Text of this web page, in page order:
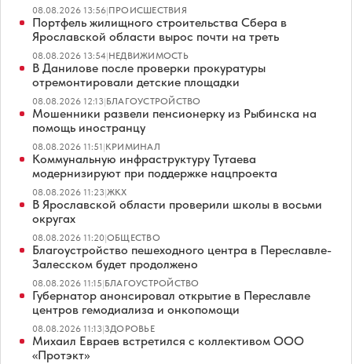
08.08.2026 13:56|ПРОИСШЕСТВИЯ
Портфель жилищного строительства Сбера в
Ярославской области вырос почти на треть
08.08.2026 13:54|НЕДВИЖИМОСТЬ
В Данилове после проверки прокуратуры
отремонтировали детские площадки
08.08.2026 12:13|БЛАГОУСТРОЙСТВО
Мошенники развели пенсионерку из Рыбинска на
помощь иностранцу
08.08.2026 11:51|КРИМИНАЛ
Коммунальную инфраструктуру Тутаева
модернизируют при поддержке нацпроекта
08.08.2026 11:23|ЖКХ
В Ярославской области проверили школы в восьми
округах
08.08.2026 11:20|ОБЩЕСТВО
Благоустройство пешеходного центра в Переславле-
Залесском будет продолжено
08.08.2026 11:15|БЛАГОУСТРОЙСТВО
Губернатор анонсировал открытие в Переславле
центров гемодиализа и онкопомощи
08.08.2026 11:13|ЗДОРОВЬЕ
Михаил Евраев встретился с коллективом ООО
«Протэкт»